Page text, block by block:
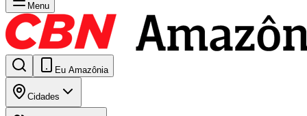
Menu
Eu Amazônia
Cidades